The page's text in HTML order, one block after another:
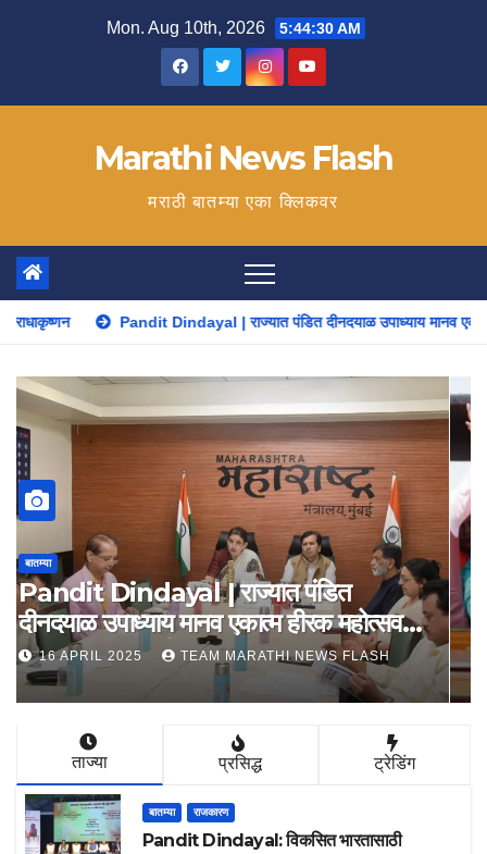
Mon. Aug 10th, 2026 5:44:31 AM
Marathi News Flash
मराठी बातम्या एका क्लिकवर
Dindayal | राज्यात पंडित दीनदयाळ उपाध्याय मानव एकात्म हीरक महोत्सव, 22-25
बातम्या
देवेंद्र फडणवीसांच्या उपस्थितीत, कौशल्य रोजगार
उद्योजकता आणि नाविन्यता विभागाचे तीन
सामंजस्य करार
15 APRIL 2025 TEAM MARATHI NEWS FLASH
ताज्या प्रसिद्ध ट्रेडिंग
बातम्या राजकारण
Pandit Dindayal: विकसित भारतासाठी